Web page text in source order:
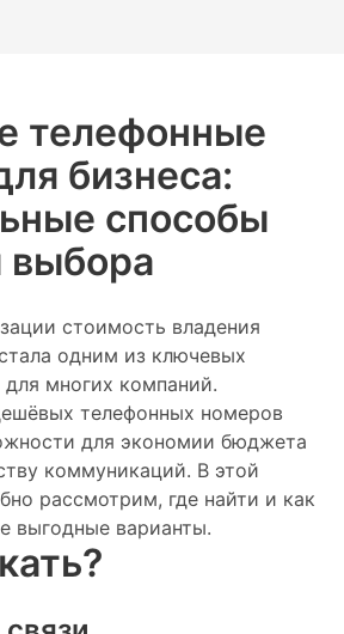
телефонные
бизнеса:
способы
выбора
стоимость владения
одним из ключевых
многих компаний.
телефонных номеров
для экономии бюджета
коммуникаций. В этой
рассмотрим, где найти и как
выгодные варианты.